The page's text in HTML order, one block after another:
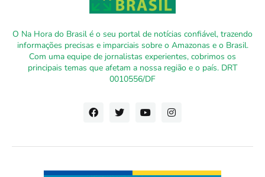
O Na Hora do Brasil é o seu portal de notícias confiável, trazendo
informações precisas e imparciais sobre o Amazonas e o Brasil.
Com uma equipe de jornalistas experientes, cobrimos os
principais temas que afetam a nossa região e o país. DRT
0010556/DF